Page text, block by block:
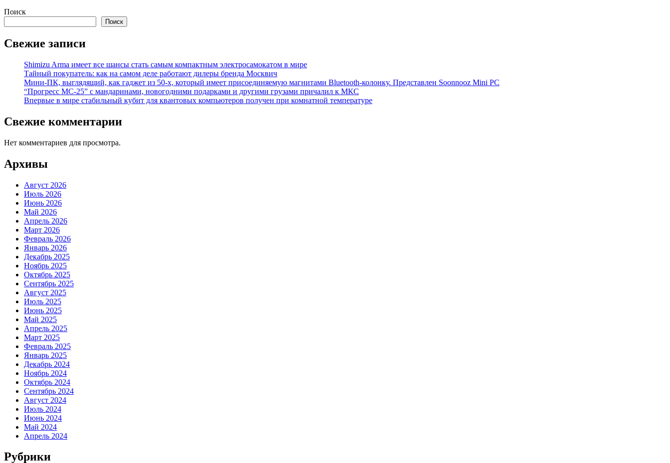
Поиск
Поиск
Свежие записи
Shimizu Arma имеет все шансы стать самым компактным электросамокатом в мире
Тайный покупатель: как на самом деле работают дилеры бренда Москвич
Мини-ПК, выглядящий, как гаджет из 50-х, который имеет присоединяемую магнитами Bluetooth-колонку. Представлен Soonnooz Mini PC
“Прогресс МС-25” с мандаринами, новогодними подарками и другими грузами причалил к МКС
Впервые в мире стабильный кубит для квантовых компьютеров получен при комнатной температуре
Свежие комментарии
Нет комментариев для просмотра.
Архивы
Август 2026
Июль 2026
Июнь 2026
Май 2026
Апрель 2026
Март 2026
Февраль 2026
Январь 2026
Декабрь 2025
Ноябрь 2025
Октябрь 2025
Сентябрь 2025
Август 2025
Июль 2025
Июнь 2025
Май 2025
Апрель 2025
Март 2025
Февраль 2025
Январь 2025
Декабрь 2024
Ноябрь 2024
Октябрь 2024
Сентябрь 2024
Август 2024
Июль 2024
Июнь 2024
Май 2024
Апрель 2024
Рубрики